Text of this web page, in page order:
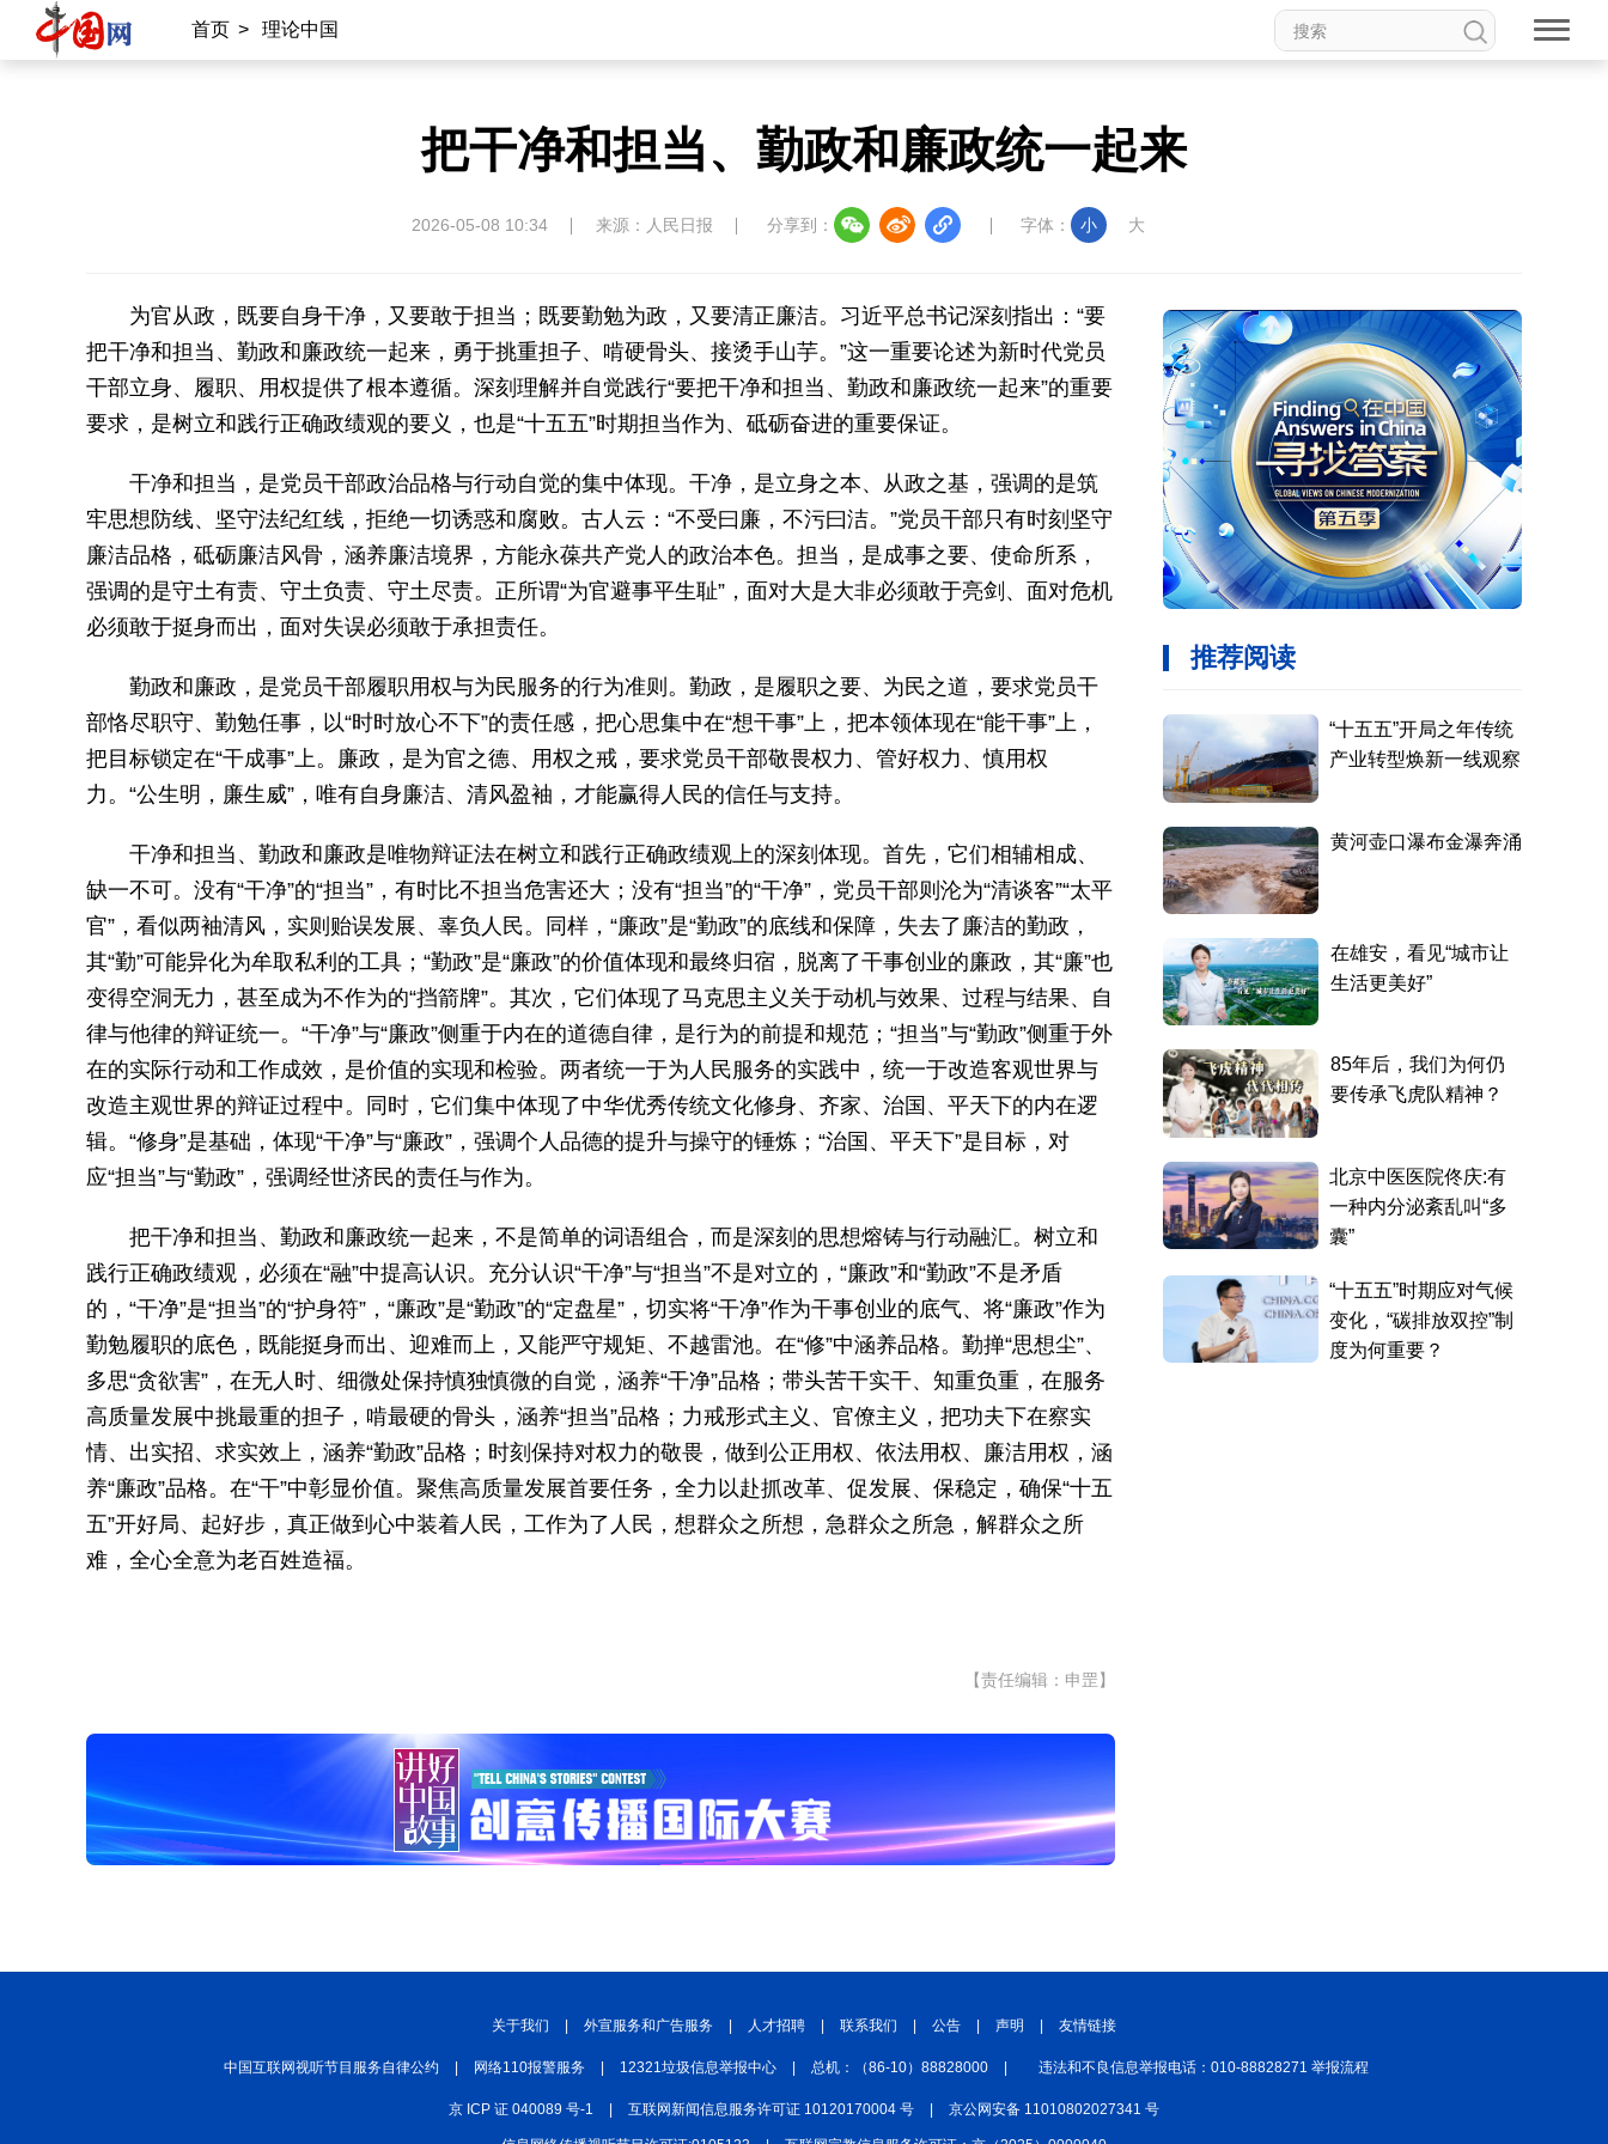
首页 > 理论中国
把干净和担当、勤政和廉政统一起来
2026-05-08 10:34 来源：人民日报 分享到： 字体： 小 大
为官从政，既要自身干净，又要敢于担当；既要勤勉为政，又要清正廉洁。习近平总书记深刻指出：“要
把干净和担当、勤政和廉政统一起来，勇于挑重担子、啃硬骨头、接烫手山芋。”这一重要论述为新时代党员
干部立身、履职、用权提供了根本遵循。深刻理解并自觉践行“要把干净和担当、勤政和廉政统一起来”的重要
要求，是树立和践行正确政绩观的要义，也是“十五五”时期担当作为、砥砺奋进的重要保证。
干净和担当，是党员干部政治品格与行动自觉的集中体现。干净，是立身之本、从政之基，强调的是筑
牢思想防线、坚守法纪红线，拒绝一切诱惑和腐败。古人云：“不受曰廉，不污曰洁。”党员干部只有时刻坚守
廉洁品格，砥砺廉洁风骨，涵养廉洁境界，方能永葆共产党人的政治本色。担当，是成事之要、使命所系，
强调的是守土有责、守土负责、守土尽责。正所谓“为官避事平生耻”，面对大是大非必须敢于亮剑、面对危机
必须敢于挺身而出，面对失误必须敢于承担责任。
勤政和廉政，是党员干部履职用权与为民服务的行为准则。勤政，是履职之要、为民之道，要求党员干
部恪尽职守、勤勉任事，以“时时放心不下”的责任感，把心思集中在“想干事”上，把本领体现在“能干事”上，
把目标锁定在“干成事”上。廉政，是为官之德、用权之戒，要求党员干部敬畏权力、管好权力、慎用权
力。“公生明，廉生威”，唯有自身廉洁、清风盈袖，才能赢得人民的信任与支持。
干净和担当、勤政和廉政是唯物辩证法在树立和践行正确政绩观上的深刻体现。首先，它们相辅相成、
缺一不可。没有“干净”的“担当”，有时比不担当危害还大；没有“担当”的“干净”，党员干部则沦为“清谈客”“太平
官”，看似两袖清风，实则贻误发展、辜负人民。同样，“廉政”是“勤政”的底线和保障，失去了廉洁的勤政，
其“勤”可能异化为牟取私利的工具；“勤政”是“廉政”的价值体现和最终归宿，脱离了干事创业的廉政，其“廉”也
变得空洞无力，甚至成为不作为的“挡箭牌”。其次，它们体现了马克思主义关于动机与效果、过程与结果、自
律与他律的辩证统一。“干净”与“廉政”侧重于内在的道德自律，是行为的前提和规范；“担当”与“勤政”侧重于外
在的实际行动和工作成效，是价值的实现和检验。两者统一于为人民服务的实践中，统一于改造客观世界与
改造主观世界的辩证过程中。同时，它们集中体现了中华优秀传统文化修身、齐家、治国、平天下的内在逻
辑。“修身”是基础，体现“干净”与“廉政”，强调个人品德的提升与操守的锤炼；“治国、平天下”是目标，对
应“担当”与“勤政”，强调经世济民的责任与作为。
把干净和担当、勤政和廉政统一起来，不是简单的词语组合，而是深刻的思想熔铸与行动融汇。树立和
践行正确政绩观，必须在“融”中提高认识。充分认识“干净”与“担当”不是对立的，“廉政”和“勤政”不是矛盾
的，“干净”是“担当”的“护身符”，“廉政”是“勤政”的“定盘星”，切实将“干净”作为干事创业的底气、将“廉政”作为
勤勉履职的底色，既能挺身而出、迎难而上，又能严守规矩、不越雷池。在“修”中涵养品格。勤掸“思想尘”、
多思“贪欲害”，在无人时、细微处保持慎独慎微的自觉，涵养“干净”品格；带头苦干实干、知重负重，在服务
高质量发展中挑最重的担子，啃最硬的骨头，涵养“担当”品格；力戒形式主义、官僚主义，把功夫下在察实
情、出实招、求实效上，涵养“勤政”品格；时刻保持对权力的敬畏，做到公正用权、依法用权、廉洁用权，涵
养“廉政”品格。在“干”中彰显价值。聚焦高质量发展首要任务，全力以赴抓改革、促发展、保稳定，确保“十五
五”开好局、起好步，真正做到心中装着人民，工作为了人民，想群众之所想，急群众之所急，解群众之所
难，全心全意为老百姓造福。
【责任编辑：申罡】
关于我们 外宣服务和广告服务 人才招聘 联系我们 公告 声明 友情链接
中国互联网视听节目服务自律公约 网络110报警服务 12321垃圾信息举报中心 总机：（86-10）88828000 违法和不良信息举报电话：010-88828271 举报流程
京 ICP 证 040089 号-1 互联网新闻信息服务许可证 10120170004 号 京公网安备 11010802027341 号